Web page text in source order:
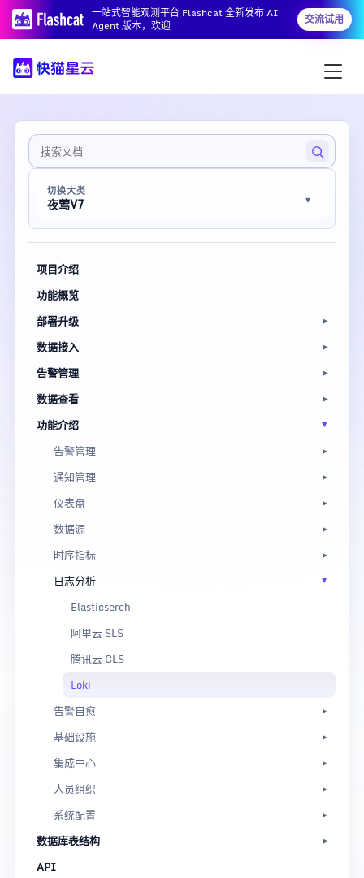
一站式智能观测平台 Flashcat 全新发布 AI
Agent 版本，欢迎
交流试用
切换大类
夜莺V7
项目介绍
功能概览
部署升级
数据接入
告警管理
数据查看
功能介绍
告警管理
通知管理
仪表盘
数据源
时序指标
日志分析
Elasticserch
阿里云 SLS
腾讯云 CLS
Loki
告警自愈
基础设施
集成中心
人员组织
系统配置
数据库表结构
API